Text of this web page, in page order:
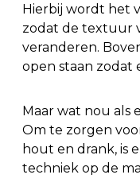
Hierbij wordt het
zodat de textuur
veranderen.
open staan zodat
Maar wat nou als
Om te zorgen
hout en drank, is
techniek op de